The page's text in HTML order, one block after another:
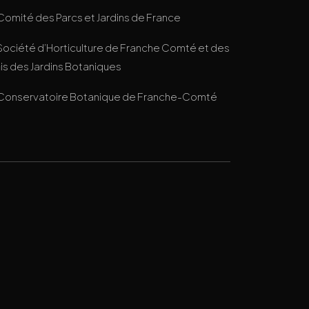
des Parcs et Jardins de France
d’Horticulture de Franche Comté et des
des Jardins Botaniques
Botanique de Franche-Comté